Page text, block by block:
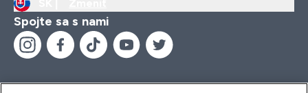
Spojte sa s nami